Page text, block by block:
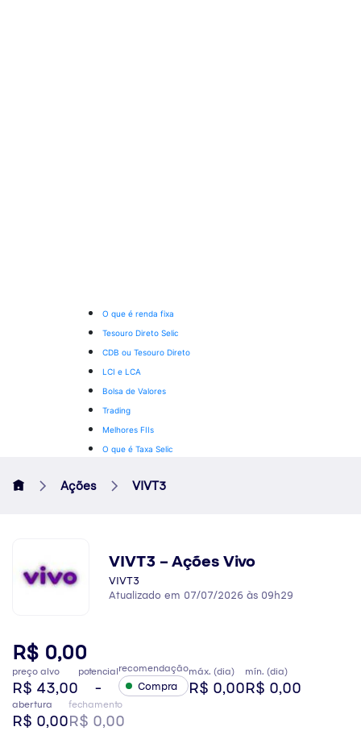
O que é renda fixa
Tesouro Direto Selic
CDB ou Tesouro Direto
LCI e LCA
Bolsa de Valores
Trading
Melhores FIIs
O que é Taxa Selic
Ações VIVT3
VIVT3 – Ações Vivo
VIVT3
Atualizado em 07/07/2026 às 09h29
R$ 0,00
preço alvo
R$ 43,00
potencial
-
recomendação
Compra
máx. (dia)
R$ 0,00
mín. (dia)
R$ 0,00
abertura
R$ 0,00
fechamento
R$ 0,00